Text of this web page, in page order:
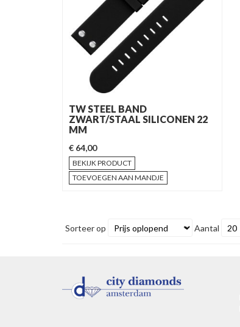
TW STEEL BAND
ZWART/STAAL SILICONEN 22
MM
€ 64,00
BEKIJK PRODUCT
TOEVOEGEN AAN MANDJE
Sorteer op Aantal